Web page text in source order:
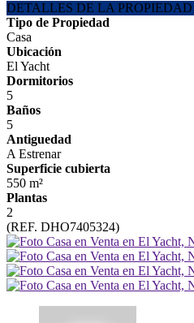
DETALLES DE LA PROPIEDAD
Tipo de Propiedad
Casa
Ubicación
El Yacht
Dormitorios
5
Baños
5
Antiguedad
A Estrenar
Superficie cubierta
550 m²
Plantas
2
(REF. DHO7405324)